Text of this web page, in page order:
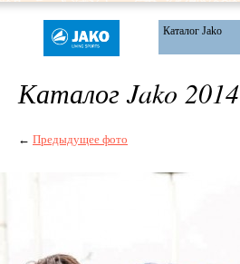
Каталог Jako
Каталог Jako 2014
← Предыдущее фото